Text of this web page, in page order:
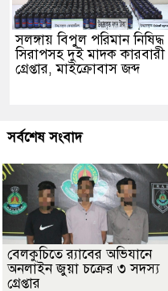
সলঙ্গায় বিপুল পরিমান নিষিদ্ধ
সিরাপসহ দুই মাদক কারবারী
গ্রেপ্তার, মাইক্রোবাস জব্দ
সর্বশেষ সংবাদ
বেলকুচিতে র‌্যাবের অভিযানে
অনলাইন জুয়া চক্রের ৩ সদস্য
গ্রেপ্তার